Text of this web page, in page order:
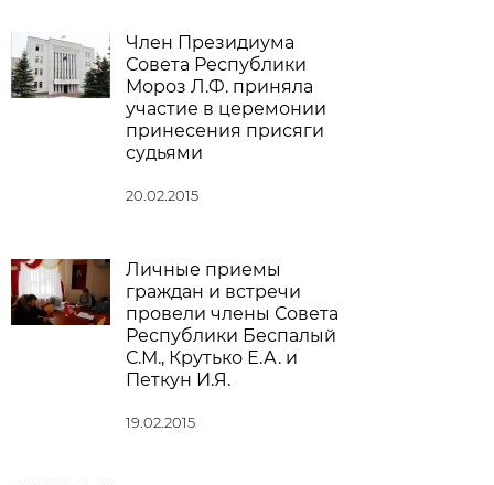
Член Президиума
Совета Республики
Мороз Л.Ф. приняла
участие в церемонии
принесения присяги
судьями
20.02.2015
Личные приемы
граждан и встречи
провели члены Совета
Республики Беспалый
С.М., Крутько Е.А. и
Петкун И.Я.
19.02.2015